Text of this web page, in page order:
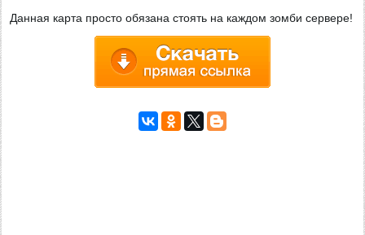
Данная карта просто обязана стоять на каждом зомби сервере!